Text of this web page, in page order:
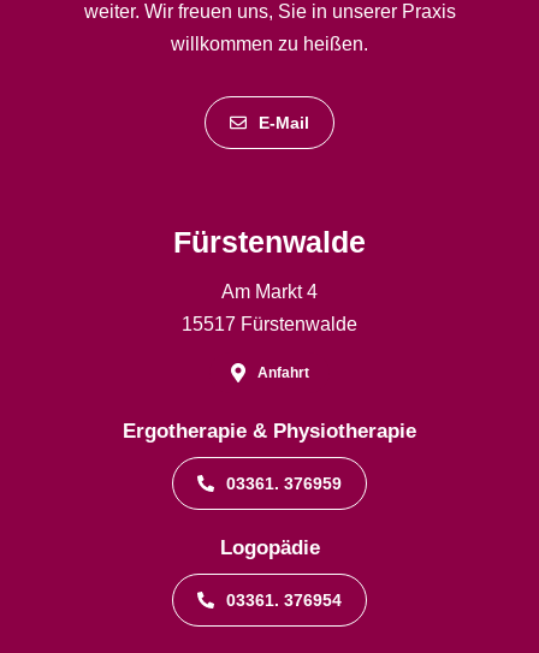
weiter. Wir freuen uns, Sie in unserer Praxis
willkommen zu heißen.
E-Mail
Fürstenwalde
Am Markt 4
15517 Fürstenwalde
Anfahrt
Ergotherapie & Physiotherapie
03361. 376959
Logopädie
03361. 376954